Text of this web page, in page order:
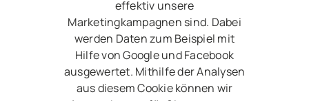
effektiv unsere
Marketingkampagnen sind. Dabei
werden Daten zum Beispiel mit
Hilfe von Google und Facebook
ausgewertet. Mithilfe der Analysen
aus diesem Cookie können wir